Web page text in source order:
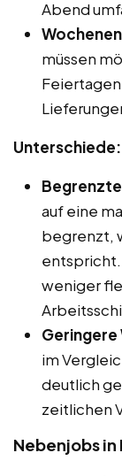
Abend
müssen
Unterschiede:
auf eine
begrenzt,
weniger
im
deutlich
zeitlichen
Nebenjobs in